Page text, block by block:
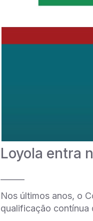
Loyola entra
Nos últimos anos, o
qualificação contínua